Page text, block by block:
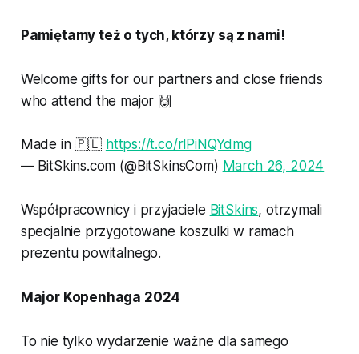
Pamiętamy też o tych, którzy są z nami!
Welcome gifts for our partners and close friends
who attend the major 🙌
Made in 🇵🇱 https://t.co/rlPiNQYdmg
— BitSkins.com (@BitSkinsCom) March 26, 2024
Współpracownicy i przyjaciele BitSkins, otrzymali
specjalnie przygotowane koszulki w ramach
prezentu powitalnego.
Major Kopenhaga 2024
To nie tylko wydarzenie ważne dla samego